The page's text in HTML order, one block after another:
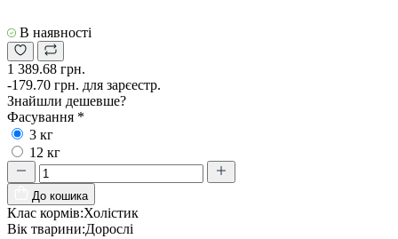
В наявності
1 389.68 грн.
-179.70 грн. для зарєестр.
Знайшли дешевше?
Фасування *
3 кг
12 кг
До кошика
Клас кормів:Холістик
Вік тварини:Дорослі